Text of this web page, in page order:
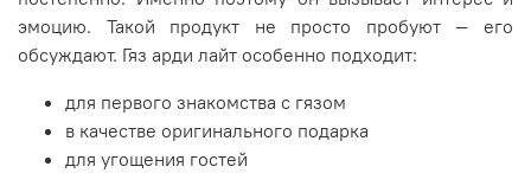
эмоцию. Такой продукт не просто пробуют — его
обсуждают. Гяз арди лайт особенно подходит:
для первого знакомства с гязом
в качестве оригинального подарка
для угощения гостей